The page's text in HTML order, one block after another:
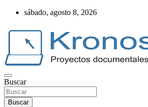
Saltar
contenido
sábado, agosto 8, 2026
Web Kronosdoc
Buscar
Buscar